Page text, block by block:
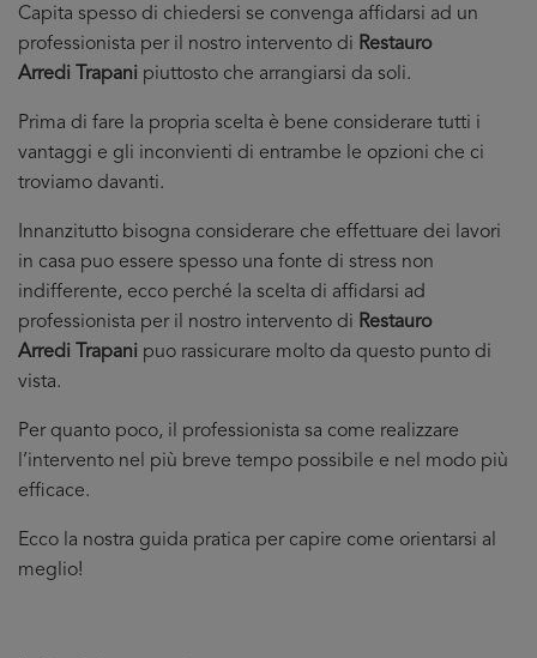
Capita spesso di chiedersi se convenga affidarsi ad un
professionista per il nostro intervento di Restauro
Arredi Trapani piuttosto che arrangiarsi da soli.
Prima di fare la propria scelta è bene considerare tutti i
vantaggi e gli inconvienti di entrambe le opzioni che ci
troviamo davanti.
Innanzitutto bisogna considerare che effettuare dei lavori
in casa puo essere spesso una fonte di stress non
indifferente, ecco perché la scelta di affidarsi ad
professionista per il nostro intervento di Restauro
Arredi Trapani puo rassicurare molto da questo punto di
vista.
Per quanto poco, il professionista sa come realizzare
l’intervento nel più breve tempo possibile e nel modo più
efficace.
Ecco la nostra guida pratica per capire come orientarsi al
meglio!